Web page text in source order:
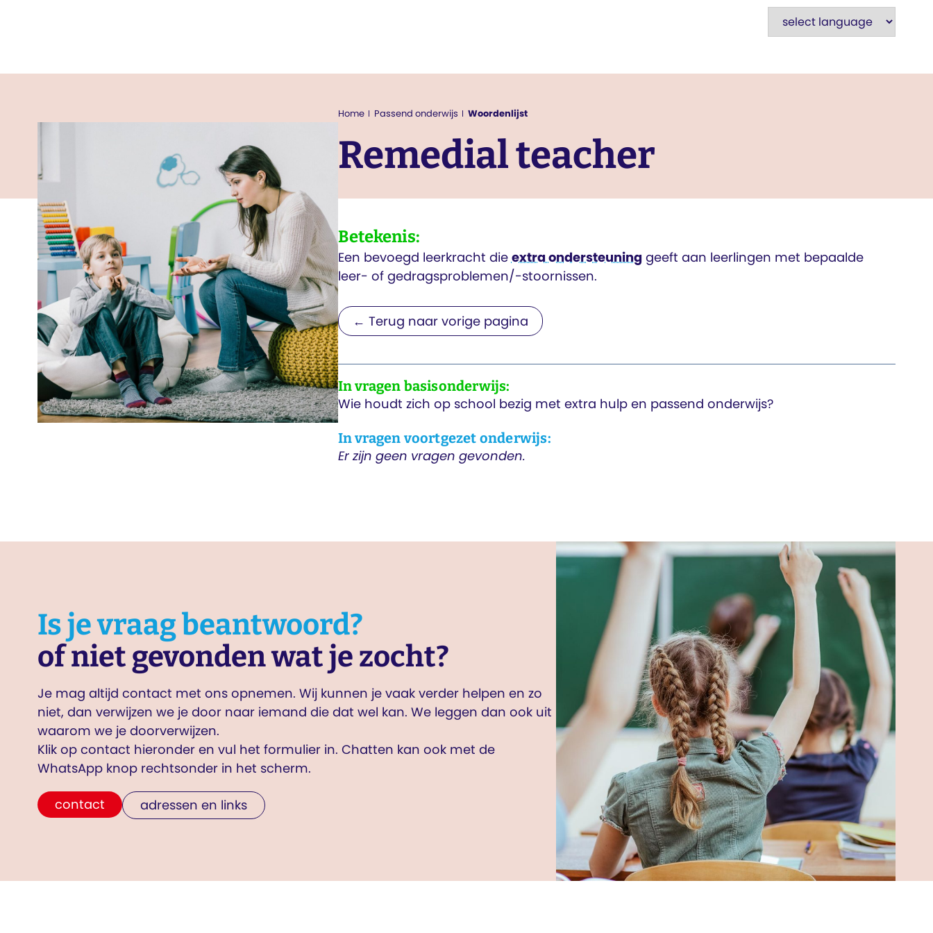
Home Passend onderwijs Woordenlijst
Remedial teacher
Betekenis:
Een bevoegd leerkracht dieextra ondersteuning geeft aan leerlingen met bepaalde
leer- of gedragsproblemen/-stoornissen.
← Terug naar vorige pagina
In vragen basisonderwijs:
Wie houdt zich op school bezig met extra hulp en passend onderwijs?
In vragen voortgezet onderwijs:
Er zijn geen vragen gevonden.
Is je vraag beantwoord?
of niet gevonden wat je zocht?
Je mag altijd contact met ons opnemen. Wij kunnen je vaak verder helpen en zo
niet, dan verwijzen we je door naar iemand die dat wel kan. We leggen dan ook uit
waarom we je doorverwijzen.
Klik op contact hieronder en vul het formulier in. Chatten kan ook met de
WhatsApp knop rechtsonder in het scherm.
contact adressen en links